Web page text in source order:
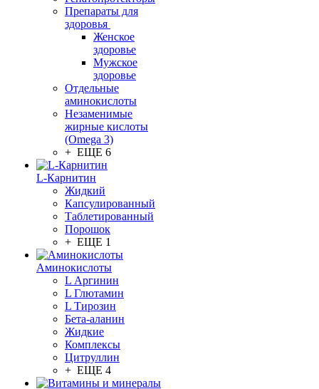
Препараты для
здоровья
Женское
здоровье
Мужское
здоровье
Отдельные
аминокислоты
Незаменимые
жирные кислоты
(Omega 3)
+ ЕЩЕ 6
L-Карнитин
Жидкий
Капсулированный
Таблетированный
Порошок
+ ЕЩЕ 1
Аминокислоты
L Аргинин
L Глютамин
L Тирозин
Бета-аланин
Жидкие
Комплексы
Цитруллин
+ ЕЩЕ 4